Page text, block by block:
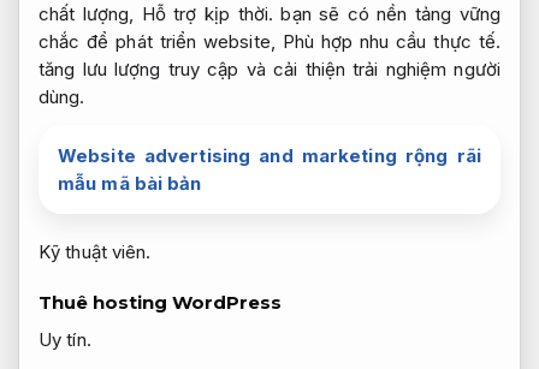
chất lượng, Hỗ trợ kịp thời. bạn sẽ có nền tảng vững
chắc để phát triển website, Phù hợp nhu cầu thực tế.
tăng lưu lượng truy cập và cải thiện trải nghiệm người
dùng.
Website advertising and marketing rộng rãi
mẫu mã bài bản
Kỹ thuật viên.
Thuê hosting WordPress
Uy tín.